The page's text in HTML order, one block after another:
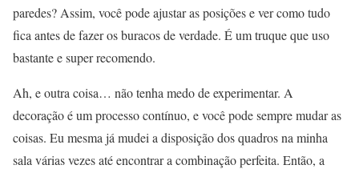
paredes? Assim, você pode ajustar as posições e ver como tudo
fica antes de fazer os buracos de verdade. É um truque que uso
bastante e super recomendo.
Ah, e outra coisa… não tenha medo de experimentar. A
decoração é um processo contínuo, e você pode sempre mudar as
coisas. Eu mesma já mudei a disposição dos quadros na minha
sala várias vezes até encontrar a combinação perfeita. Então, a